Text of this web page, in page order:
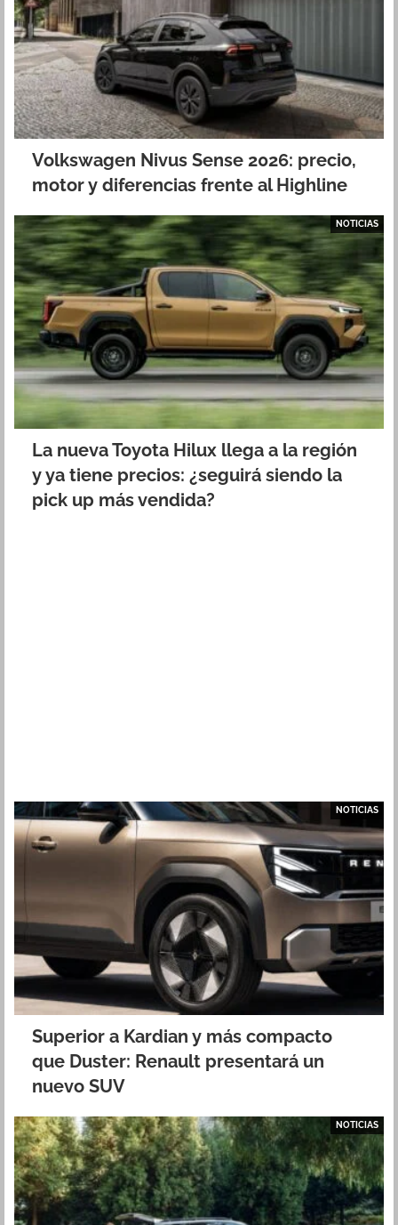
Volkswagen Nivus Sense 2026: precio,
motor y diferencias frente al Highline
NOTICIAS
La nueva Toyota Hilux llega a la región
y ya tiene precios: ¿seguirá siendo la
pick up más vendida?
NOTICIAS
Superior a Kardian y más compacto
que Duster: Renault presentará un
nuevo SUV
NOTICIAS